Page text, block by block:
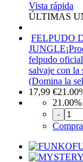
Vista rápida
ÚLTIMAS
FELPUDO
JUNGLE
felpudo
salvaje con la
(Domina la
17,99 €
21.00%
-